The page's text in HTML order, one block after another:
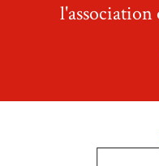
l'association